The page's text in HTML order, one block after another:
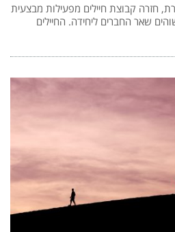
חזרה קבוצת חיילים מפעילות מבצעית
שאר החברים ליחידה. החיילים